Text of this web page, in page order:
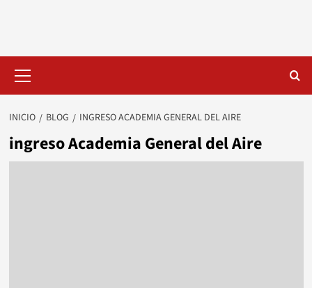
principal
INICIO BLOG INGRESO ACADEMIA GENERAL DEL AIRE
ingreso Academia General del Aire